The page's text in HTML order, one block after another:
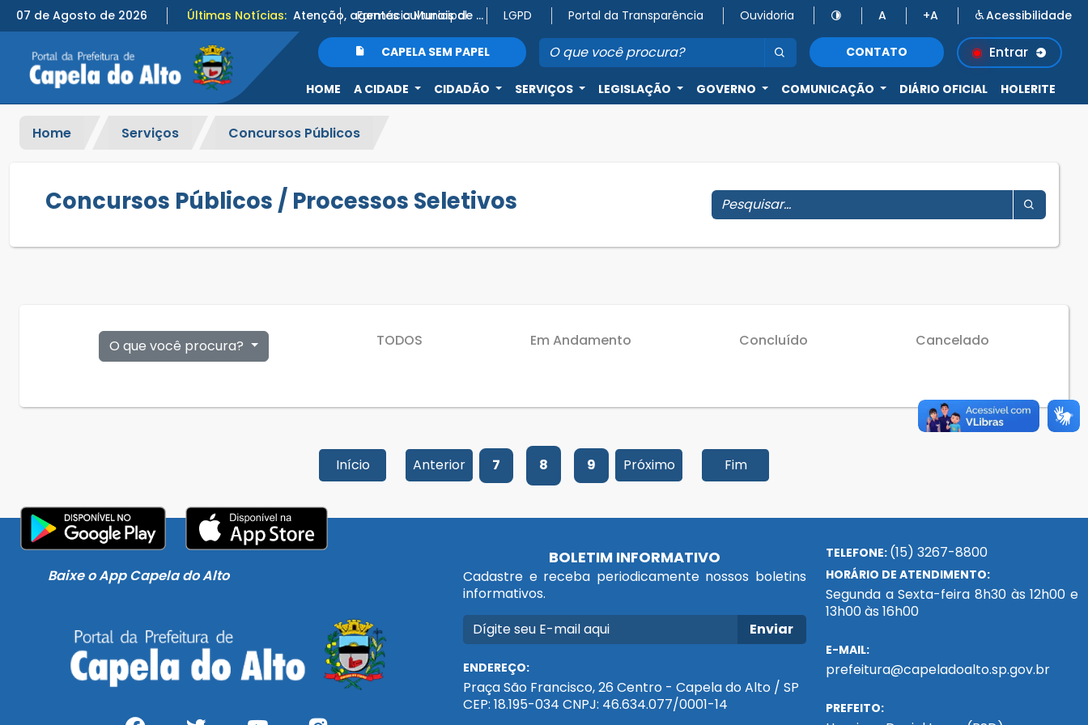
07 de Agosto de 2026 Últimas Notícias: Atenção, agentes culturais de Capela do Alto! 🎭
Farmácia Municipal LGPD Portal da Transparência Ouvidoria A +A Acessibilidade
CAPELA SEM PAPEL CONTATO Entrar
HOME A CIDADE CIDADÃO SERVIÇOS LEGISLAÇÃO GOVERNO COMUNICAÇÃO DIÁRIO OFICIAL HOLERITE
Home Serviços Concursos Públicos
Concursos Públicos / Processos Seletivos
O que você procura? TODOS Em Andamento Concluído Cancelado
Início Anterior 7 8 9 Próximo Fim
Baixe o App Capela do Alto
BOLETIM INFORMATIVO
Cadastre e receba periodicamente nossos boletins
informativos.
Enviar
ENDEREÇO:
Praça São Francisco, 26 Centro - Capela do Alto / SP
CEP: 18.195-034 CNPJ: 46.634.077/0001-14
TELEFONE: (15) 3267-8800
HORÁRIO DE ATENDIMENTO:
Segunda a Sexta-feira 8h30 às 12h00 e
13h00 às 16h00
E-MAIL:
prefeitura@capeladoalto.sp.gov.br
PREFEITO: